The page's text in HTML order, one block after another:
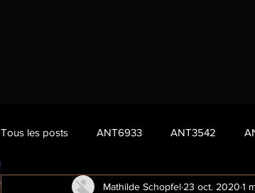
Tous les posts ANT6933 ANT3542
Mathilde Schopfel 23 oct. 2020 1